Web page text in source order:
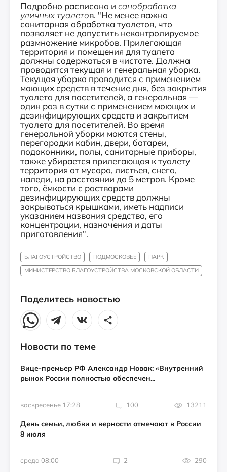
Подробно расписана и санобработка
уличных туалетов. "Не менее важна
санитарная обработка туалетов, что
позволяет не допустить неконтролируемое
размножение микробов. Прилегающая
территория и помещения для туалета
должны содержаться в чистоте. Должна
проводится текущая и генеральная уборка.
Текущая уборка проводится с применением
моющих средств в течение дня, без закрытия
туалета для посетителей, а генеральная —
один раз в сутки с применением моющих и
дезинфицирующих средств и закрытием
туалета для посетителей. Во время
генеральной уборки моются стены,
перегородки кабин, двери, батареи,
подоконники, полы, санитарные приборы,
также убирается прилегающая к туалету
территория от мусора, листьев, снега,
наледи, на расстоянии до 5 метров. Кроме
того, ёмкости с растворами
дезинфицирующих средств должны
закрываться крышками, иметь надписи
указанием названия средства, его
концентрации, назначения и даты
приготовления".
БЛАГОУСТРОЙСТВО ПОДМОСКОВЬЕ
ПАРК
МИНИСТЕРСТВО БЛАГОУСТРОЙСТВА МОСКОВСКОЙ ОБЛАСТИ
Поделитесь новостью
Новости по теме
Вице-премьер РФ Александр Новак: «Внутренний
рынок России полностью обеспечен...
воскресенье 17:28 100 13211
День семьи, любви и верности отмечают в России
8 июля
среда 08:00 2 290